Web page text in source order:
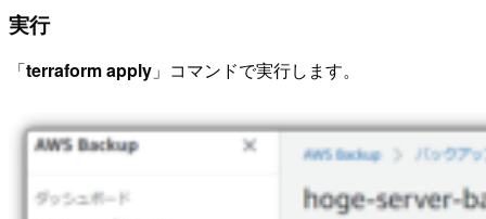
実行
「terraform apply 」コマンドで実行します。